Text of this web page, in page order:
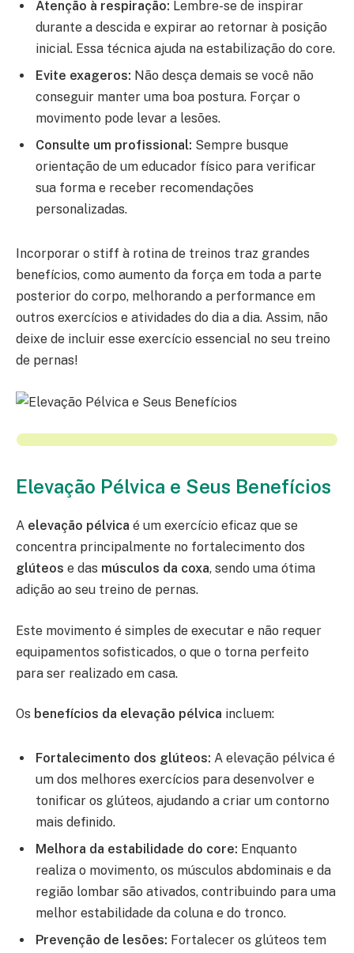
Atenção à respiração: Lembre-se de inspirar
durante a descida e expirar ao retornar à posição
inicial. Essa técnica ajuda na estabilização do core.
Evite exageros: Não desça demais se você não
conseguir manter uma boa postura. Forçar o
movimento pode levar a lesões.
Consulte um profissional: Sempre busque
orientação de um educador físico para verificar
sua forma e receber recomendações
personalizadas.
Incorporar o stiff à rotina de treinos traz grandes
benefícios, como aumento da força em toda a parte
posterior do corpo, melhorando a performance em
outros exercícios e atividades do dia a dia. Assim, não
deixe de incluir esse exercício essencial no seu treino
de pernas!
Elevação Pélvica e Seus Benefícios
A elevação pélvica é um exercício eficaz que se
concentra principalmente no fortalecimento dos
glúteos e das músculos da coxa, sendo uma ótima
adição ao seu treino de pernas.
Este movimento é simples de executar e não requer
equipamentos sofisticados, o que o torna perfeito
para ser realizado em casa.
Os benefícios da elevação pélvica incluem:
Fortalecimento dos glúteos: A elevação pélvica é
um dos melhores exercícios para desenvolver e
tonificar os glúteos, ajudando a criar um contorno
mais definido.
Melhora da estabilidade do core: Enquanto
realiza o movimento, os músculos abdominais e da
região lombar são ativados, contribuindo para uma
melhor estabilidade da coluna e do tronco.
Prevenção de lesões: Fortalecer os glúteos tem